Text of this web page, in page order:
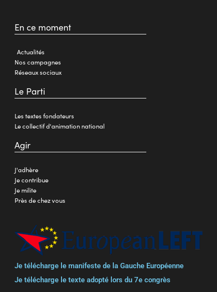
En ce moment
Actualités
Nos campagnes
Réseaux sociaux
Le Parti
Les textes fondateurs
Le collectif d'animation national
Agir
J'adhère
Je contribue
Je milite
Près de chez vous
Je télécharge le manifeste de la Gauche Européenne
Je télécharge le texte adopté lors du 7e congrès